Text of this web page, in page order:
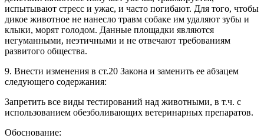
испытывают стресс и ужас, и часто погибают. Для того, чтобы
дикое животное не нанесло травм собаке им удаляют зубы и
клыки, морят голодом. Данные площадки являются
негуманными, неэтичными и не отвечают требованиям
развитого общества.
9. Внести изменения в ст.20 Закона и заменить ее абзацем
следующего содержания:
Запретить все виды тестирований над животными, в т.ч. с
использованием обезболивающих ветеринарных препаратов.
Обоснование: